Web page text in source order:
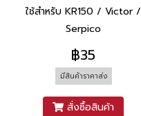
ใช้สำหรับ KR150 / Victor /
Serpico
฿35
มีสินค้าราคาส่ง
สั่งซื้อสินค้า